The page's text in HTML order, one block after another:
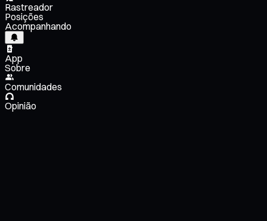
Rastreador
Posições
Acompanhando
App
Sobre
Comunidades
Opinião